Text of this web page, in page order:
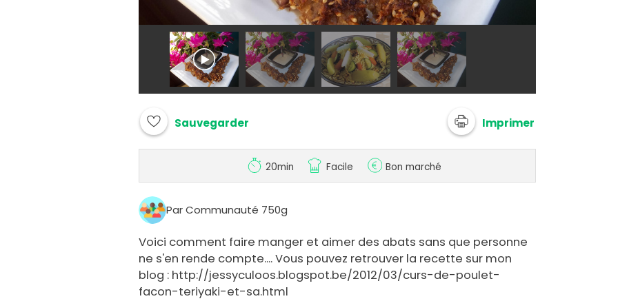
Sauvegarder Imprimer
20min Facile Bon marché
Par Communauté 750g
Voici comment faire manger et aimer des abats sans que personne
ne s'en rende compte.... Vous pouvez retrouver la recette sur mon
blog : http://jessyculoos.blogspot.be/2012/03/curs-de-poulet-
facon-teriyaki-et-sa.html